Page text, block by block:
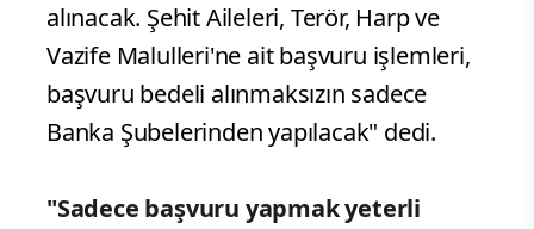
alınacak. Şehit Aileleri, Terör, Harp ve
Vazife Malulleri'ne ait başvuru işlemleri,
başvuru bedeli alınmaksızın sadece
Banka Şubelerinden yapılacak" dedi.
"Sadece başvuru yapmak yeterli